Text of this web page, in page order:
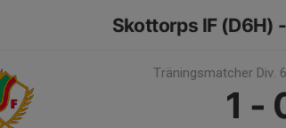
Skottorps IF (D6H)
Träningsmatcher Div.
1 -